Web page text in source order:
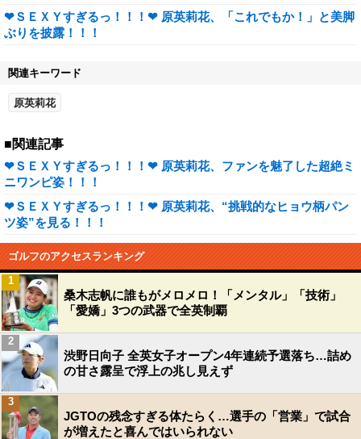
❤ＳＥＸＹすぎるっ！！！❤ 原英莉花、「これでもか！」と美脚
ぶりを披露！！！
関連キーワード
原英莉花
■関連記事
❤ＳＥＸＹすぎるっ！！！❤ 原英莉花、ファンを魅了した超絶ミ
ニワンピ姿！！！
❤ＳＥＸＹすぎるっ！！！❤ 原英莉花、“挑戦的なヒョウ柄パン
ツ姿”を見る！！！
ゴルフのアクセスランキング
桑木志帆に誰もがメロメロ！「メンタル」「技術」
「愛嬌」3つの武器で全英制覇
1
渋野日向子 全英女子オープン4年連続予選落ち…詰め
の甘さ露呈で浮上の兆し見えず
2
JGTOの残念すぎる体たらく…選手の「営業」で試合
が増えたと喜んではいられない
3